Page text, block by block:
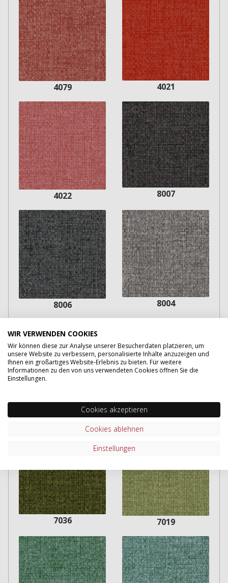
4079 4021
4022 8007
8006 8004
7036 7019
WIR VERWENDEN COOKIES
Wir können diese zur Analyse unserer Besucherdaten platzieren, um
unsere Website zu verbessern, personalisierte Inhalte anzuzeigen und
Ihnen ein großartiges Website-Erlebnis zu bieten. Für weitere
Informationen zu den von uns verwendeten Cookies öffnen Sie die
Einstellungen.
Cookies akzeptieren
Cookies ablehnen
Einstellungen